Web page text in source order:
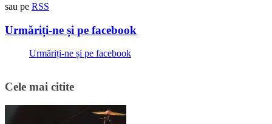
sau pe RSS
Urmăriți-ne și pe facebook
Urmăriți-ne și pe facebook
Cele mai citite